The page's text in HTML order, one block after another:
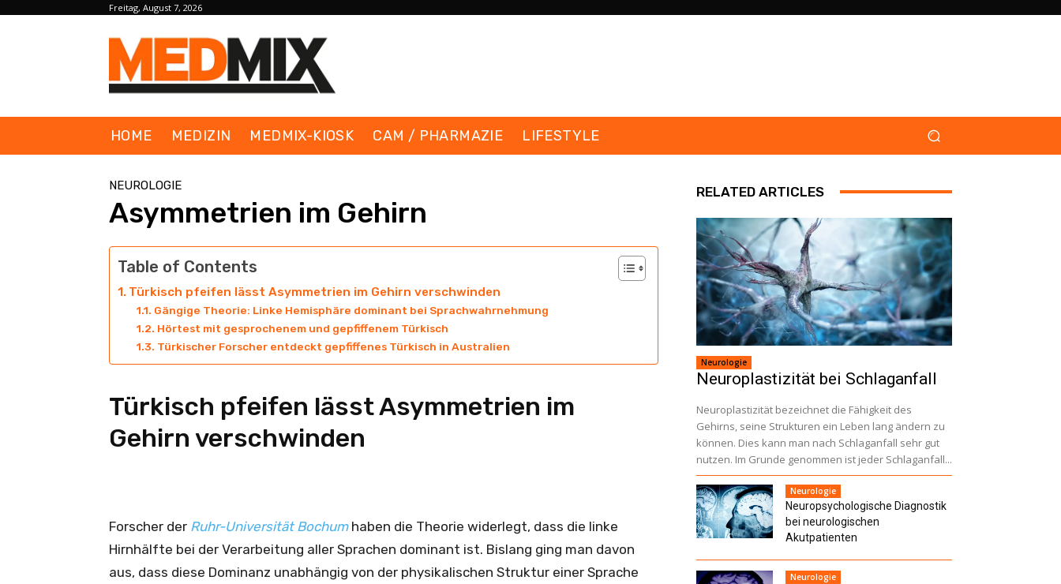
Freitag, August 7, 2026
HOME MEDIZIN MEDMIX-KIOSK CAM / PHARMAZIE LIFESTYLE
NEUROLOGIE
Asymmetrien im Gehirn
Table of Contents
Türkisch pfeifen lässt Asymmetrien im Gehirn verschwinden
Gängige Theorie: Linke Hemisphäre dominant bei Sprachwahrnehmung
Hörtest mit gesprochenem und gepfiffenem Türkisch
Türkischer Forscher entdeckt gepfiffenes Türkisch in Australien
Türkisch pfeifen lässt Asymmetrien im
Gehirn verschwinden
Forscher der Ruhr-Universität Bochumhaben die Theorie widerlegt, dass die linke
Hirnhälfte bei der Verarbeitung aller Sprachen dominant ist. Bislang ging man davon
aus, dass diese Dominanz unabhängig von der physikalischen Struktur einer Sprache
RELATED ARTICLES
Neurologie
Neuroplastizität bei Schlaganfall
Neuroplastizität bezeichnet die Fähigkeit des
Gehirns, seine Strukturen ein Leben lang ändern zu
können. Dies kann man nach Schlaganfall sehr gut
nutzen. Im Grunde genommen ist jeder Schlaganfall...
Neurologie
Neuropsychologische Diagnostik
bei neuro­logischen
Akutpatienten
Neurologie